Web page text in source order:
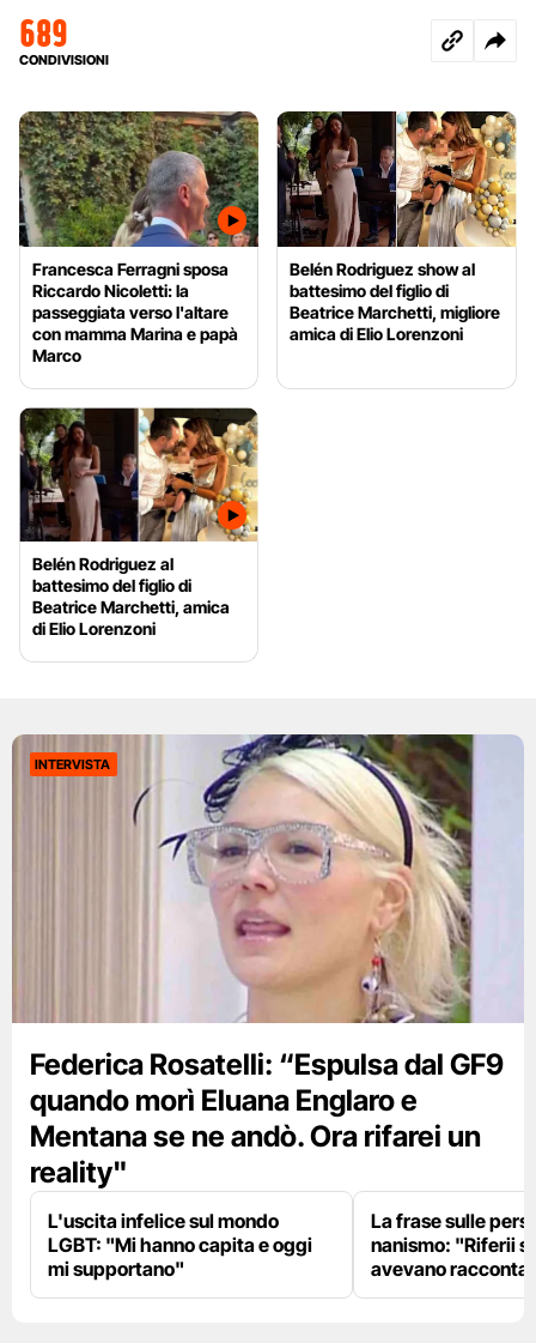
689
CONDIVISIONI
Francesca Ferragni sposa
Riccardo Nicoletti: la
passeggiata verso l'altare
con mamma Marina e papà
Marco
Belén Rodriguez show al
battesimo del figlio di
Beatrice Marchetti, migliore
amica di Elio Lorenzoni
Belén Rodriguez al
battesimo del figlio di
Beatrice Marchetti, amica
di Elio Lorenzoni
INTERVISTA
Federica Rosatelli: “Espulsa dal GF9
quando morì Eluana Englaro e
Mentana se ne andò. Ora rifarei un
reality"
L'uscita infelice sul mondo
LGBT: "Mi hanno capita e oggi
mi supportano"
La frase sulle
nanismo: "Riferii
avevano